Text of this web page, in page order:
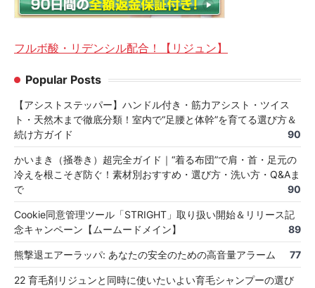
フルボ酸・リデンシル配合！【リジュン】
Popular Posts
【アシストステッパー】ハンドル付き・筋力アシスト・ツイス
ト・天然木まで徹底分類！室内で“足腰と体幹”を育てる選び方＆
続け方ガイド
90
かいまき（掻巻き）超完全ガイド｜“着る布団”で肩・首・足元の
冷えを根こそぎ防ぐ！素材別おすすめ・選び方・洗い方・Q&Aま
で
90
Cookie同意管理ツール「STRIGHT」取り扱い開始＆リリース記
念キャンペーン【ムームードメイン】
89
熊撃退エアーラッパ: あなたの安全のための高音量アラーム 77
22 育毛剤リジュンと同時に使いたいよい育毛シャンプーの選び